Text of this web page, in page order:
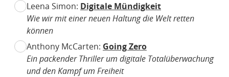
Leena Simon: Digitale Mündigkeit
Wie wir mit einer neuen Haltung die Welt retten
können
Anthony McCarten: Going Zero
Ein packender Thriller um digitale Totalüberwachung
und den Kampf um Freiheit